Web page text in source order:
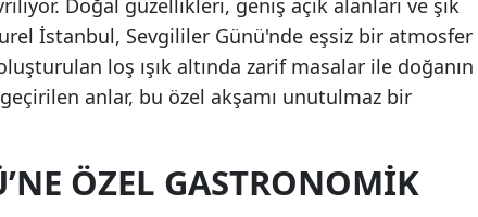
Doğal güzellikleri, geniş açık alanları ve şık
İstanbul, Sevgililer Günü'nde eşsiz bir atmosfer
loş ışık altında zarif masalar ile doğanın
anlar, bu özel akşamı unutulmaz bir
ÖZEL GASTRONOMIK